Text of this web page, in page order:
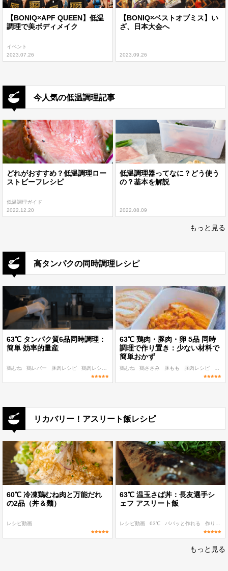
【BONIQ×APF QUEEN】低温
調理で美ボディメイク
イベント
2023.07.26
【BONIQ×ベストオブミス】い
ざ、日本大会へ
2023.09.26
今人気の低温調理記事
どれがおすすめ？低温調理ロー
ストビーフレシピ
低温調理ガイド
2022.12.20
低温調理器ってなに？どう使う
の？基本を解説
2022.08.09
もっと見る
高タンパクの同時調理レシピ
63℃ タンパク質6品同時調理：
簡単 効率的量産
鶏むね 鶏レバー 豚肉レシピ 鶏肉レシピ 魚介レシピ
63℃ 鶏肉・豚肉・卵 5品 同時
調理で作り置き：少ない材料で
簡単おかず
鶏むね 鶏ささみ 豚もも 豚肉レシピ
リカバリー！アスリート飯レシピ
60℃ 冷凍鶏むね肉と万能だれ
の2品（丼＆麺）
レシピ動画
63℃ 温玉さば丼：長友選手シ
ェフ アスリート飯
レシピ動画 63℃ パパッと作れる 作り置き
もっと見る